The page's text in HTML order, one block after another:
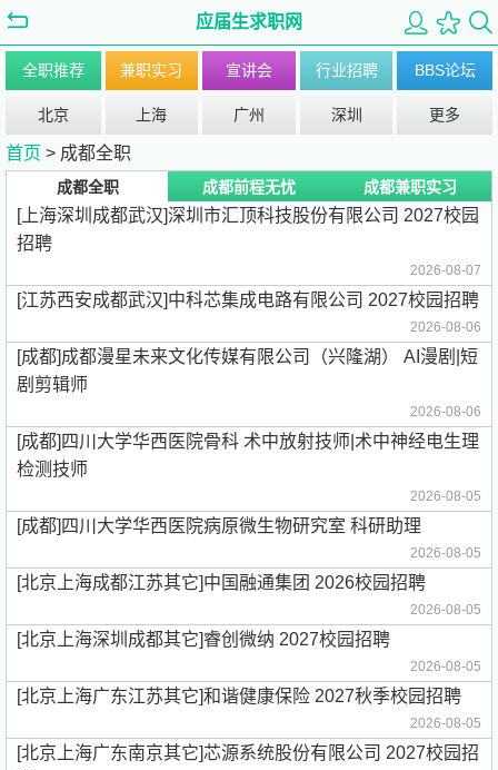
应届生求职网
全职推荐 兼职实习 宣讲会 行业招聘 BBS论坛
北京 上海 广州 深圳 更多
首页 > 成都全职
成都全职 成都前程无忧 成都兼职实习
[上海深圳成都武汉]深圳市汇顶科技股份有限公司 2027校园
招聘
2026-08-07
[江苏西安成都武汉]中科芯集成电路有限公司 2027校园招聘
2026-08-06
[成都]成都漫星未来文化传媒有限公司（兴隆湖） AI漫剧|短
剧剪辑师
2026-08-06
[成都]四川大学华西医院骨科 术中放射技师|术中神经电生理
检测技师
2026-08-05
[成都]四川大学华西医院病原微生物研究室 科研助理
2026-08-05
[北京上海成都江苏其它]中国融通集团 2026校园招聘
2026-08-05
[北京上海深圳成都其它]睿创微纳 2027校园招聘
2026-08-05
[北京上海广东江苏其它]和谐健康保险 2027秋季校园招聘
2026-08-05
[北京上海广东南京其它]芯源系统股份有限公司 2027校园招